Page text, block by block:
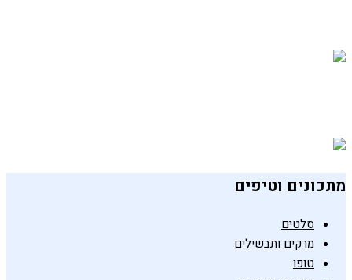
מתכונים וטיפים
סלטים
מרקים ותבשילים
טופו